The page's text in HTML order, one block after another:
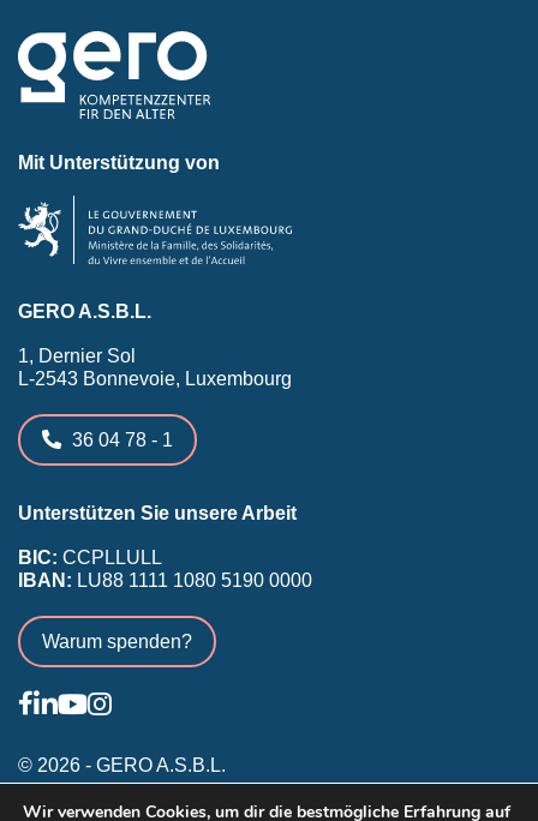
Mit Unterstützung von
GERO A.S.B.L.
1, Dernier Sol
L-2543 Bonnevoie, Luxembourg
36 04 78 - 1
Unterstützen Sie unsere Arbeit
BIC: CCPLLULL
IBAN: LU88 1111 1080 5190 0000
Warum spenden?
© 2026 - GERO A.S.B.L.
Allgemeine Nutzungsbedingungen
Wir verwenden Cookies, um dir die bestmögliche Erfahrung auf